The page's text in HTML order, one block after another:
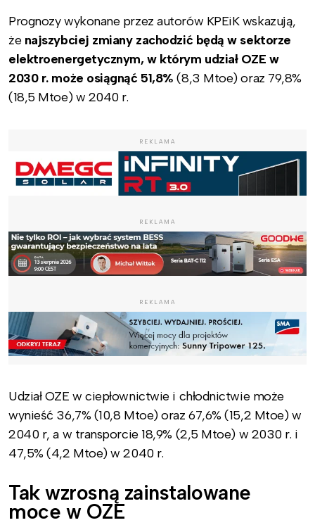
Prognozy wykonane przez autorów KPEiK wskazują,
że najszybciej zmiany zachodzić będą w sektorze
elektroenergetycznym, w którym udział OZE w
2030 r. może osiągnąć 51,8% (8,3 Mtoe) oraz 79,8%
(18,5 Mtoe) w 2040 r.
REKLAMA
REKLAMA
REKLAMA
Udział OZE w ciepłownictwie i chłodnictwie może
wynieść 36,7% (10,8 Mtoe) oraz 67,6% (15,2 Mtoe) w
2040 r, a w transporcie 18,9% (2,5 Mtoe) w 2030 r. i
47,5% (4,2 Mtoe) w 2040 r.
Tak wzrosną zainstalowane
moce w OZE